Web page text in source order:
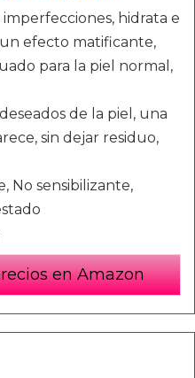
hidrata e
efecto matificante,
para la piel normal,
de la piel, una
sin dejar residuo,
No sensibilizante,
en Amazon